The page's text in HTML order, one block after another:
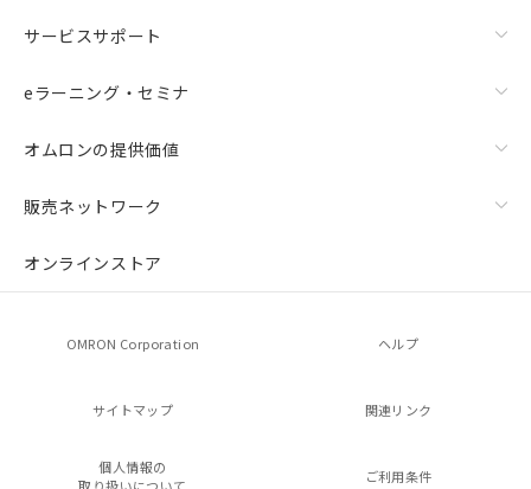
サービスサポート
eラーニング・セミナ
オムロンの提供価値
販売ネットワーク
オンラインストア
OMRON Corporation ヘルプ
サイトマップ 関連リンク
個人情報の
ご利用条件